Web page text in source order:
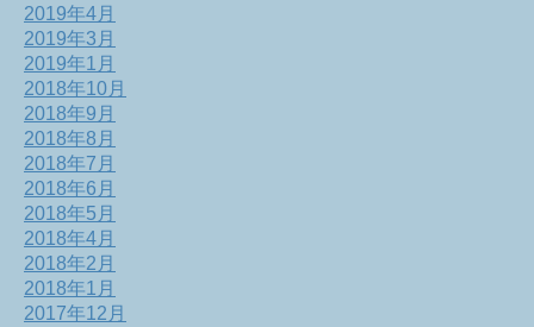
2019年4月
2019年3月
2019年1月
2018年10月
2018年9月
2018年8月
2018年7月
2018年6月
2018年5月
2018年4月
2018年2月
2018年1月
2017年12月